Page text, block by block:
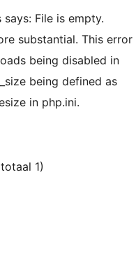
File is empty.
substantial. This error
being disabled in
being defined as
in php.ini.
1)